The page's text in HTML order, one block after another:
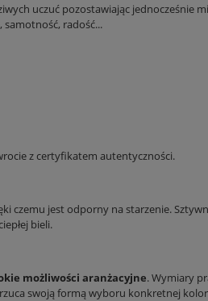
uczuć pozostawiając jednocześnie
radość...
z certyfikatem autentyczności.
czemu jest odporny na starzenie.
bieli.
możliwości aranżacyjne. Wymiary
swoją formą wyboru konkretnej